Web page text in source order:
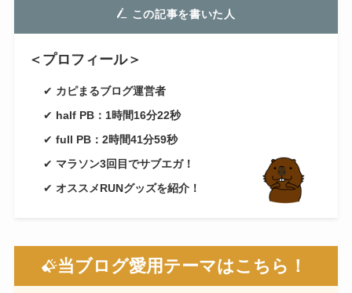
この記事を書いた人
＜プロフィール＞
✔ カピまるブログ運営者
✔ half PB：1時間16分22秒
✔ full PB：2時間41分59秒
✔ マラソン3回目でサブエガ！
✔オススメRUNグッズを紹介！
当ブログ愛用テーマはこちら！